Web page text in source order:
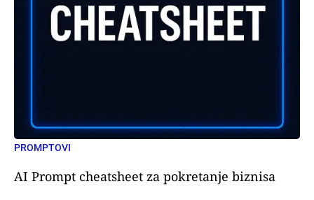
PROMPTOVI
AI Prompt cheatsheet za pokretanje biznisa